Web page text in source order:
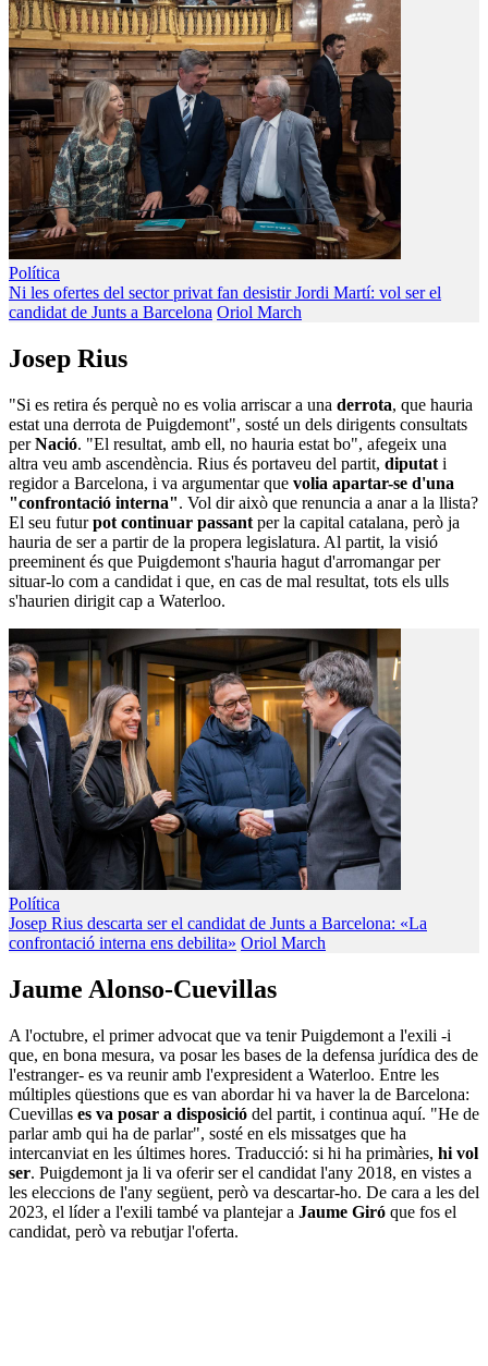
Política
Ni les ofertes del sector privat fan desistir Jordi Martí: vol ser el
candidat de Junts a Barcelona Oriol March
Josep Rius
"Si es retira és perquè no es volia arriscar a una derrota, que hauria
estat una derrota de Puigdemont", sosté un dels dirigents consultats
perNació. "El resultat, amb ell, no hauria estat bo", afegeix una
altra veu amb ascendència. Rius és portaveu del partit, diputat i
regidor a Barcelona, i va argumentar que volia apartar-se d'una
"confrontació interna". Vol dir això que renuncia a anar a la llista?
El seu futurpot continuar passant per la capital catalana, però ja
hauria de ser a partir de la propera legislatura. Al partit, la visió
preeminent és que Puigdemont s'hauria hagut d'arromangar per
situar-lo com a candidat i que, en cas de mal resultat, tots els ulls
s'haurien dirigit cap a Waterloo.
Política
Josep Rius descarta ser el candidat de Junts a Barcelona: «La
confrontació interna ens debilita» Oriol March
Jaume Alonso-Cuevillas
A l'octubre, el primer advocat que va tenir Puigdemont a l'exili -i
que, en bona mesura, va posar les bases de la defensa jurídica des de
l'estranger- es va reunir amb l'expresident a Waterloo. Entre les
múltiples qüestions que es van abordar hi va haver la de Barcelona:
Cuevillas es va posar a disposició del partit, i continua aquí. "He de
parlar amb qui ha de parlar", sosté en els missatges que ha
intercanviat en les últimes hores. Traducció: si hi ha primàries, hi vol
ser. Puigdemont ja li va oferir ser el candidat l'any 2018, en vistes a
les eleccions de l'any següent, però va descartar-ho. De cara a les del
2023, el líder a l'exili també va plantejar a Jaume Giró que fos el
candidat, però va rebutjar l'oferta.